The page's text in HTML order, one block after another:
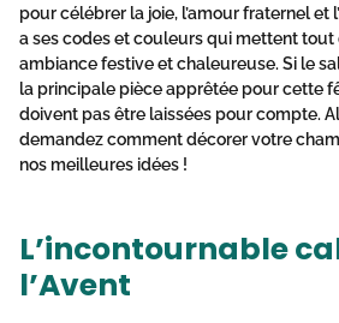
pour célébrer la joie, l’amour fraternel et
a ses codes et couleurs qui mettent tout
ambiance festive et chaleureuse. Si le
la principale pièce apprêtée pour cette
doivent pas être laissées pour compte.
demandezcomment décorer votre
nos meilleures idées !
L’incontournable
l’Avent